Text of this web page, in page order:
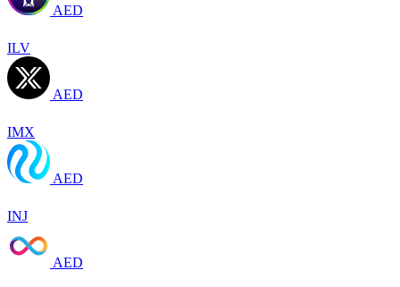
AED
ILV
AED
IMX
AED
INJ
AED